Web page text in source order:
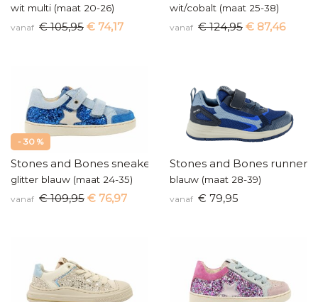
wit multi (maat 20-26)
vanaf € 105,95 € 74,17
wit/cobalt (maat 25-38)
vanaf € 124,95 € 87,46
- 30 %
Stones and Bones sneaker
glitter blauw (maat 24-35)
vanaf € 109,95 € 76,97
Stones and Bones runners
blauw (maat 28-39)
vanaf € 79,95